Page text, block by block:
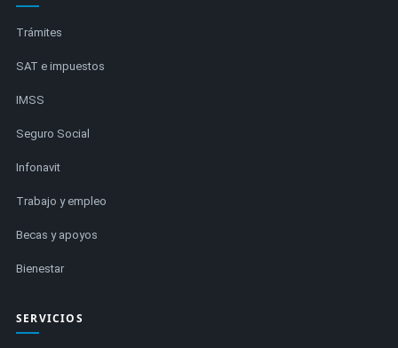
Trámites
SAT e impuestos
IMSS
Seguro Social
Infonavit
Trabajo y empleo
Becas y apoyos
Bienestar
SERVICIOS